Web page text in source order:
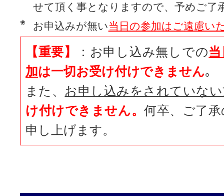
せて頂く事となりますので、予めご了
❀ お申込みが無い当日の参加はご遠慮い
【重要】 ：お申し込み無しでの
加は一切お受け付けできません｡
また、 お申し込みをされていな
け付けできません。何卒、ご了
申し上げます。